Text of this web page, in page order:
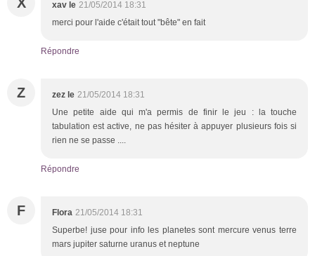
xav le 21/05/2014 18:31
merci pour l'aide c'était tout "bête" en fait
Répondre
Z zez le 21/05/2014 18:31
Une petite aide qui m'a permis de finir le jeu : la touche
tabulation est active, ne pas hésiter à appuyer plusieurs fois si
rien ne se passe ....
Répondre
F Flora 21/05/2014 18:31
Superbe! juse pour info les planetes sont mercure venus terre
mars jupiter saturne uranus et neptune